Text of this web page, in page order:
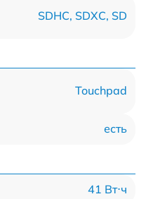
SDHC, SDXC, SD
Touchpad
есть
41 Вт⋅ч